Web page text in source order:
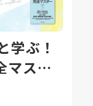
学ぶ！
マスタ